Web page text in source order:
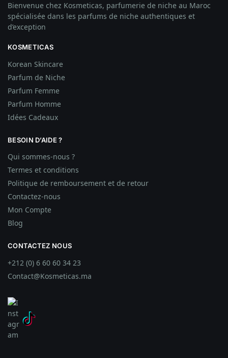
Bienvenue chez Kosmeticas, parfumerie de niche au Maroc
spécialisée dans les parfums de niche authentiques et
d’exception
KOSMETICAS
Korean Skincare
Parfum de Niche
Parfum Femme
Parfum Homme
Idées Cadeaux
BESOIN D’AIDE ?
Qui sommes-nous ?
Termes et conditions
Politique de remboursement et de retour
Contactez-nous
Mon Compte
Blog
CONTACTEZ NOUS
+212 (0) 6 60 60 34 23
Contact@Kosmeticas.ma